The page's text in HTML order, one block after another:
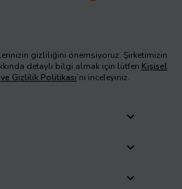
gizliliğini önemsiyoruz. Şirketimizin
detaylı bilgi almak için lütfen Kişisel
Gizlilik Politikası’nı inceleyiniz.